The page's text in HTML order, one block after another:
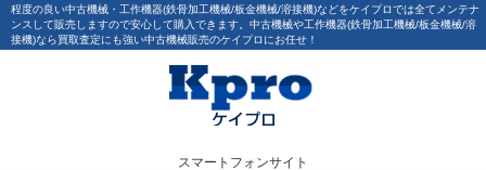
程度の良い中古機械・工作機器(鉄骨加工機械/板金機械/溶接機)などをケイプロでは全てメンテナ
ンスして販売しますので安心して購入できます。中古機械や工作機器(鉄骨加工機械/板金機械/溶
接機)なら買取査定にも強い中古機械販売のケイプロにお任せ！
スマートフォンサイト